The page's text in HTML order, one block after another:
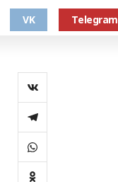
VK Telegram